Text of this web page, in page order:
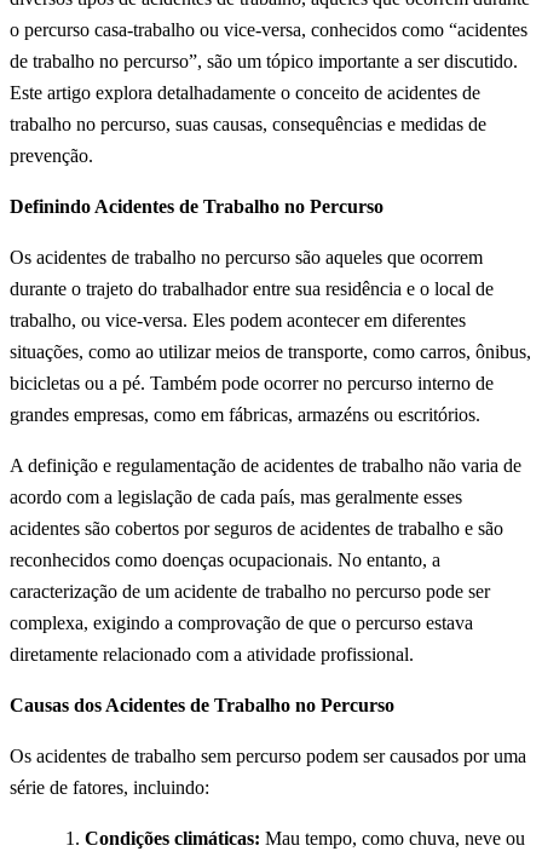
o percurso casa-trabalho ou vice-versa, conhecidos como “acidentes
de trabalho no percurso”, são um tópico importante a ser discutido.
Este artigo explora detalhadamente o conceito de acidentes de
trabalho no percurso, suas causas, consequências e medidas de
prevenção.
Definindo Acidentes de Trabalho no Percurso
Os acidentes de trabalho no percurso são aqueles que ocorrem
durante o trajeto do trabalhador entre sua residência e o local de
trabalho, ou vice-versa. Eles podem acontecer em diferentes
situações, como ao utilizar meios de transporte, como carros, ônibus,
bicicletas ou a pé. Também pode ocorrer no percurso interno de
grandes empresas, como em fábricas, armazéns ou escritórios.
A definição e regulamentação de acidentes de trabalho não varia de
acordo com a legislação de cada país, mas geralmente esses
acidentes são cobertos por seguros de acidentes de trabalho e são
reconhecidos como doenças ocupacionais. No entanto, a
caracterização de um acidente de trabalho no percurso pode ser
complexa, exigindo a comprovação de que o percurso estava
diretamente relacionado com a atividade profissional.
Causas dos Acidentes de Trabalho no Percurso
Os acidentes de trabalho sem percurso podem ser causados ​​por uma
série de fatores, incluindo:
Condições climáticas: Mau tempo, como chuva, neve ou